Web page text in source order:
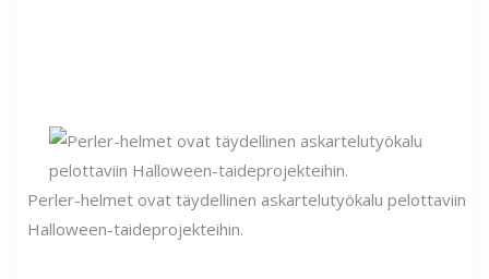
Perler-helmet ovat täydellinen askartelutyökalu pelottaviin
Halloween-taideprojekteihin.